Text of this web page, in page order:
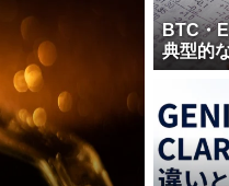
BTC・
典型的